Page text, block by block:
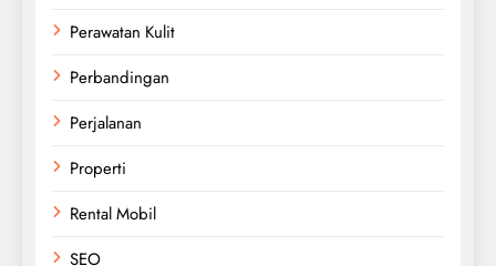
Perawatan Kulit
Perbandingan
Perjalanan
Properti
Rental Mobil
SEO